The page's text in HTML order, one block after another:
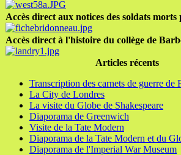
Accès direct aux notices des soldats
Accès direct à l'histoire du collège de
Articles récents
Transcription des carnets de guerre de
La City de Londres
La visite du Globe de Shakespeare
Diaporama de Greenwich
Visite de la Tate Modern
Diaporama de la Tate Modern et du
Diaporama de l'Imperial War Museum